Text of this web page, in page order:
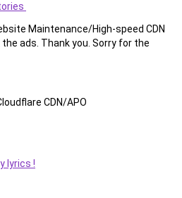
Maintenance/High-speed CDN
ads. Thank you. Sorry for the
CDN/APO
lyrics !